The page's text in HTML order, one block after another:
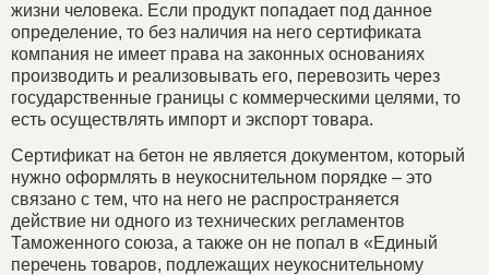
жизни человека. Если продукт попадает под данное
определение, то без наличия на него сертификата
компания не имеет права на законных основаниях
производить и реализовывать его, перевозить через
государственные границы с коммерческими целями, то
есть осуществлять импорт и экспорт товара.
Сертификат на бетон не является документом, который
нужно оформлять в неукоснительном порядке – это
связано с тем, что на него не распространяется
действие ни одного из технических регламентов
Таможенного союза, а также он не попал в «Единый
перечень товаров, подлежащих неукоснительному